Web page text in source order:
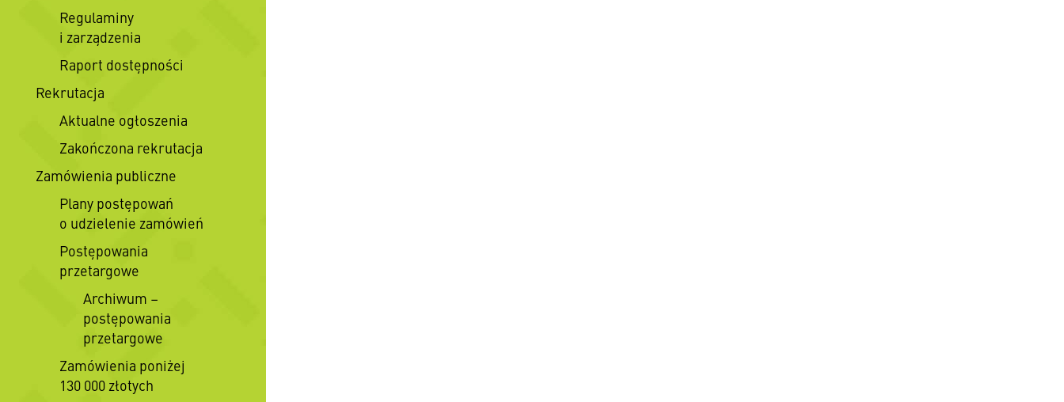
Regulaminy
i zarządzenia
Raport dostępności
Rekrutacja
Aktualne ogłoszenia
Zakończona rekrutacja
Zamówienia publiczne
Plany postępowań
o udzielenie zamówień
Postępowania
przetargowe
Archiwum –
postępowania
przetargowe
Zamówienia poniżej
130 000 złotych